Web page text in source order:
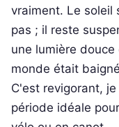
vraiment. Le soleil
pas ; il reste
une lumière
monde était
C'est revigorant, je
période idéale